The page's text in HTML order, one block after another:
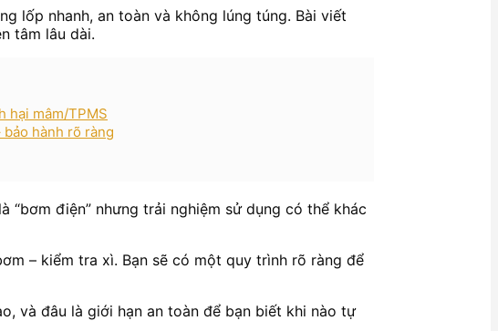
lốp nhanh, an toàn và không lúng túng. Bài viết
tâm lâu dài.
hại mâm/TPMS
hành rõ ràng
điện” nhưng trải nghiệm sử dụng có thể khác
– kiểm tra xì. Bạn sẽ có một quy trình rõ ràng để
và đâu là giới hạn an toàn để bạn biết khi nào tự